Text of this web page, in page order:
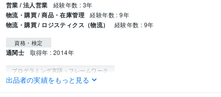
営業 / 法人営業 経験年数 : 3年
物流・購買 / 商品・在庫管理 経験年数 : 9年
物流・購買 / ロジスティクス（物流） 経験年数 : 9年
資格・検定
通関士 取得年 : 2014年
プログラミング言語・フレームワーク
Python:3年
出品者の実績をもっと見る